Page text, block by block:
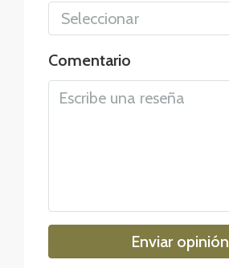
Seleccionar
Comentario
Enviar opinión